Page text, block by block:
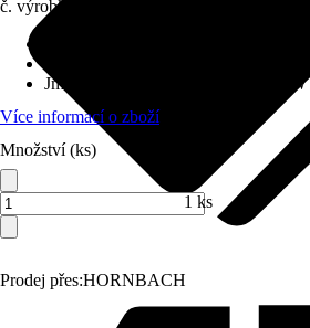
Prodej přes:HORNBACH
č. výrobku
Jmenovitý počáteční příkon
1 050 W
Více informací o zboží
Množství (ks)
1 ks